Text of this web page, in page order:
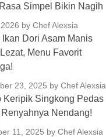
Simpel Bikin Nagih
by Chef Alexsia
Dori Asam Manis
Menu Favorit
23, 2025 by Chef Alexsia
Keripik Singkong Pedas
Nendang!
11, 2025 by Chef Alexsia